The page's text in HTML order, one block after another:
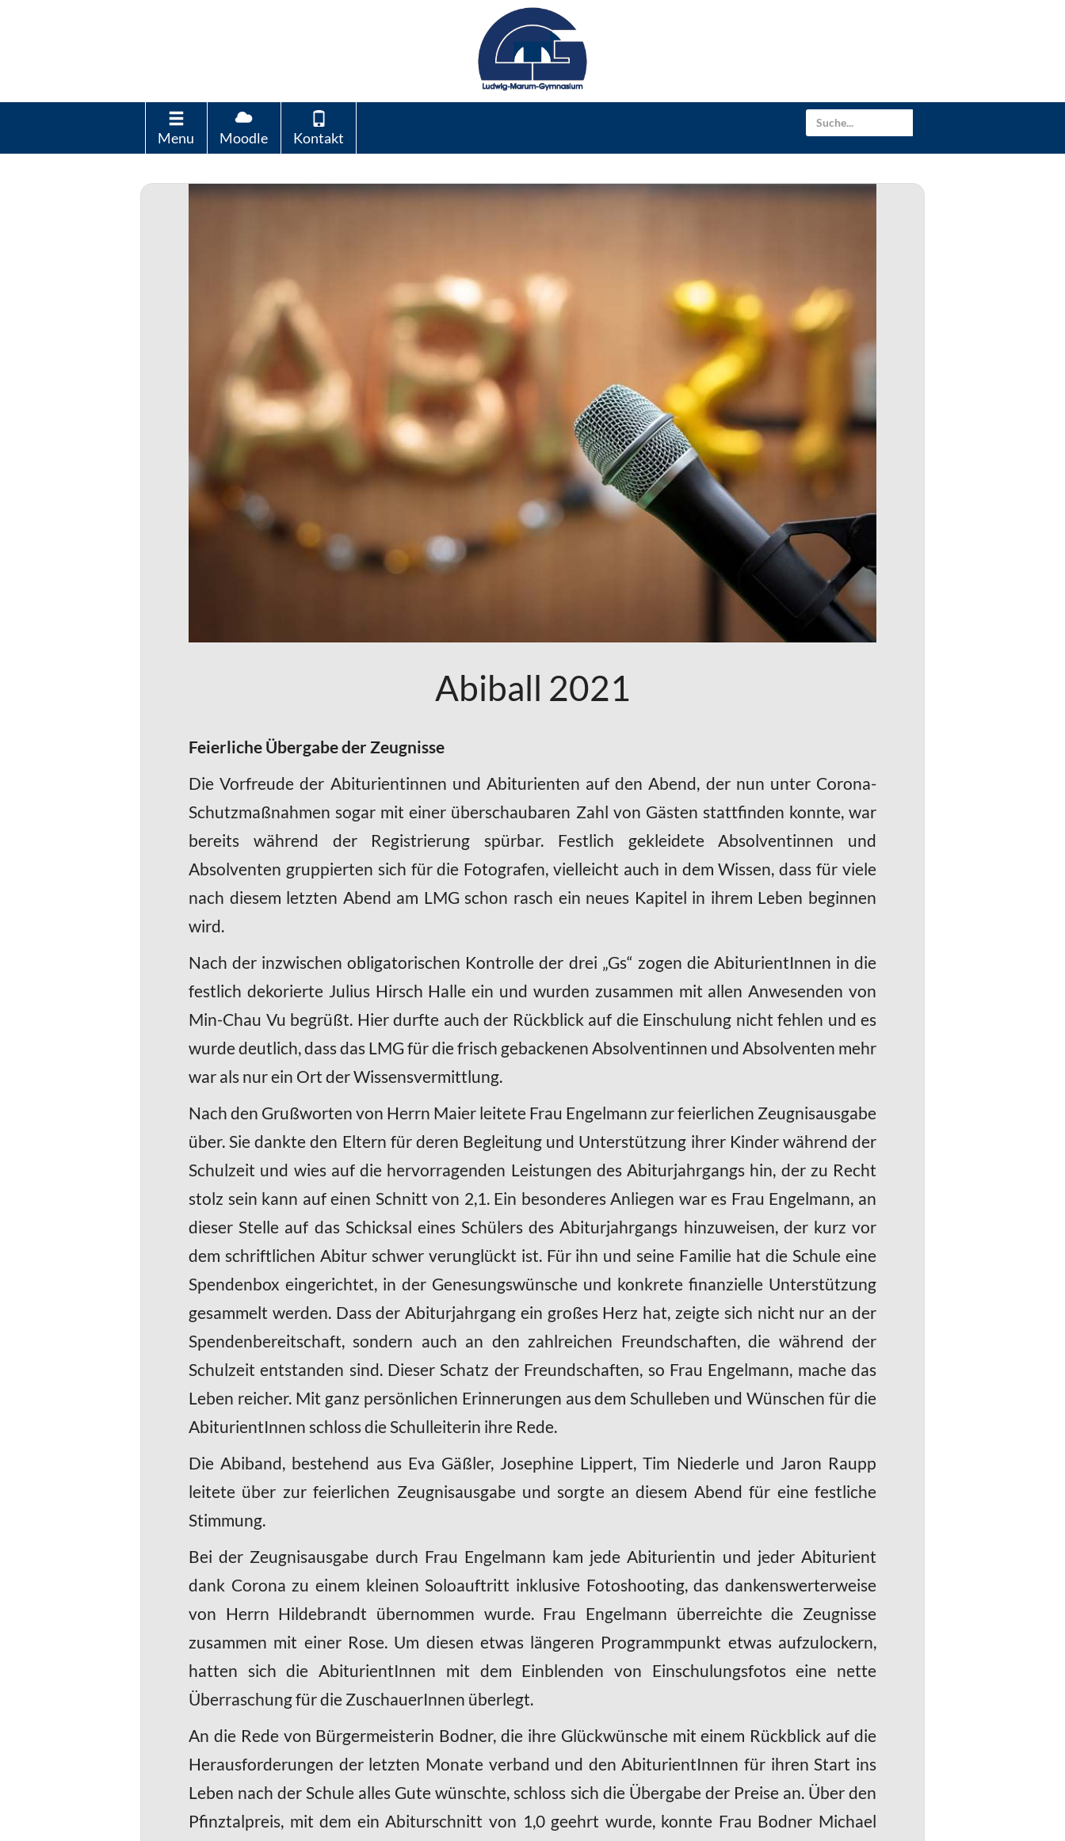
Menu Moodle Kontakt
Abiball 2021
Feierliche Übergabe der Zeugnisse
Die Vorfreude der Abiturientinnen und Abiturienten auf den Abend, der nun unter Corona-
Schutzmaßnahmen sogar mit einer überschaubaren Zahl von Gästen stattfinden konnte, war
bereits während der Registrierung spürbar. Festlich gekleidete Absolventinnen und
Absolventen gruppierten sich für die Fotografen, vielleicht auch in dem Wissen, dass für viele
nach diesem letzten Abend am LMG schon rasch ein neues Kapitel in ihrem Leben beginnen
wird.
Nach der inzwischen obligatorischen Kontrolle der drei „Gs“ zogen die AbiturientInnen in die
festlich dekorierte Julius Hirsch Halle ein und wurden zusammen mit allen Anwesenden von
Min-Chau Vu begrüßt. Hier durfte auch der Rückblick auf die Einschulung nicht fehlen und es
wurde deutlich, dass das LMG für die frisch gebackenen Absolventinnen und Absolventen mehr
war als nur ein Ort der Wissensvermittlung.
Nach den Grußworten von Herrn Maier leitete Frau Engelmann zur feierlichen Zeugnisausgabe
über. Sie dankte den Eltern für deren Begleitung und Unterstützung ihrer Kinder während der
Schulzeit und wies auf die hervorragenden Leistungen des Abiturjahrgangs hin, der zu Recht
stolz sein kann auf einen Schnitt von 2,1. Ein besonderes Anliegen war es Frau Engelmann, an
dieser Stelle auf das Schicksal eines Schülers des Abiturjahrgangs hinzuweisen, der kurz vor
dem schriftlichen Abitur schwer verunglückt ist. Für ihn und seine Familie hat die Schule eine
Spendenbox eingerichtet, in der Genesungswünsche und konkrete finanzielle Unterstützung
gesammelt werden. Dass der Abiturjahrgang ein großes Herz hat, zeigte sich nicht nur an der
Spendenbereitschaft, sondern auch an den zahlreichen Freundschaften, die während der
Schulzeit entstanden sind. Dieser Schatz der Freundschaften, so Frau Engelmann, mache das
Leben reicher. Mit ganz persönlichen Erinnerungen aus dem Schulleben und Wünschen für die
AbiturientInnen schloss die Schulleiterin ihre Rede.
Die Abiband, bestehend aus Eva Gäßler, Josephine Lippert, Tim Niederle und Jaron Raupp
leitete über zur feierlichen Zeugnisausgabe und sorgte an diesem Abend für eine festliche
Stimmung.
Bei der Zeugnisausgabe durch Frau Engelmann kam jede Abiturientin und jeder Abiturient
dank Corona zu einem kleinen Soloauftritt inklusive Fotoshooting, das dankenswerterweise
von Herrn Hildebrandt übernommen wurde. Frau Engelmann überreichte die Zeugnisse
zusammen mit einer Rose. Um diesen etwas längeren Programmpunkt etwas aufzulockern,
hatten sich die AbiturientInnen mit dem Einblenden von Einschulungsfotos eine nette
Überraschung für die ZuschauerInnen überlegt.
An die Rede von Bürgermeisterin Bodner, die ihre Glückwünsche mit einem Rückblick auf die
Herausforderungen der letzten Monate verband und den AbiturientInnen für ihren Start ins
Leben nach der Schule alles Gute wünschte, schloss sich die Übergabe der Preise an. Über den
Pfinztalpreis, mit dem ein Abiturschnitt von 1,0 geehrt wurde, konnte Frau Bodner Michael